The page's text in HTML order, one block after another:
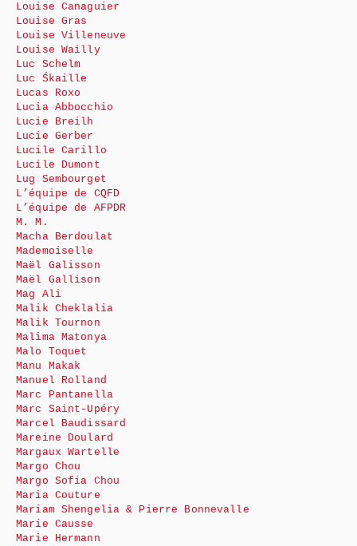
Louise Canaguier
Louise Gras
Louise Villeneuve
Louise Wailly
Luc Schelm
Luc Śkaille
Lucas Roxo
Lucia Abbocchio
Lucie Breilh
Lucie Gerber
Lucile Carillo
Lucile Dumont
Lug Sembourget
L’équipe de CQFD
L’équipe de AFPDR
M. M.
Macha Berdoulat
Mademoiselle
Maël Galisson
Maël Gallison
Mag Ali
Malik Cheklalia
Malik Tournon
Malima Matonya
Malo Toquet
Manu Makak
Manuel Rolland
Marc Pantanella
Marc Saint-Upéry
Marcel Baudissard
Mareine Doulard
Margaux Wartelle
Margo Chou
Margo Sofia Chou
Maria Couture
Mariam Shengelia & Pierre Bonnevalle
Marie Causse
Marie Hermann